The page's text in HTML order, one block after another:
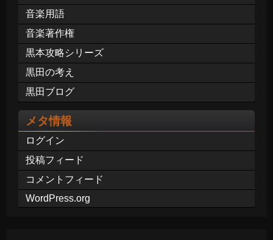
音楽用語
音楽著作権
黒本攻略シリーズ
黒田の考え
黒田ブログ
メタ情報
ログイン
投稿フィード
コメントフィード
WordPress.org